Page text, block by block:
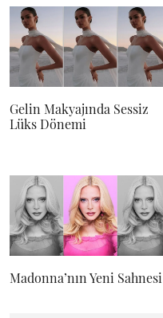
Gelin Makyajında Sessiz
Lüks Dönemi
Madonna’nın Yeni Sahnesi